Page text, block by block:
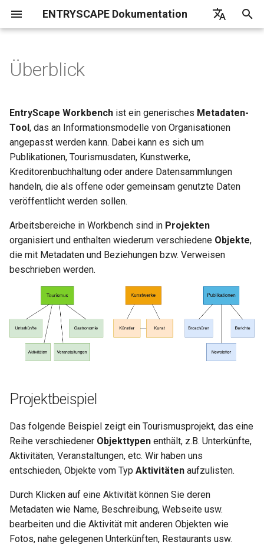
ENTRYSCAPE Dokumentation
u
e
w
i
r
i
n
i
a
s
i
e
Über EntryScape
Erste Schritte
Benutzereinstellungen
Hilfe
Kataloge
Vorschläge
Datensätze
Distributionen
Datendienste
Veröffentlichen
Datenportale und Harvesting
Kontakte
Ideen
Dokumente
Statistik
Datenpflege
Überblick
Projektbeispiel
Speziell angepasste
Projektmodule
Überblick
Überblick
Erste Schritte
Harvesting-Bericht
Kataloge durchsuchen
Harvesting-Quellen
Toolkit
Benachrichtigungen
Überblick
Benutzer
Gruppen
Projekte
Objekttypen
Detaillierte Informationen
Überblick
Überblick
Überblick
Zusammenstellung von häufig
EntryScape
Überblick
EntryScape Workbench ist ein generisches Metadaten-
Tool, das an Informationsmodelle von Organisationen
angepasst werden kann. Dabei kann es sich um
Publikationen, Tourismusdaten, Kunstwerke,
Kreditorenbuchhaltung oder andere Datensammlungen
handeln, die als offene oder gemeinsam genutzte Daten
veröffentlicht werden sollen.
Arbeitsbereiche in Workbench sind in Projekten
organisiert und enthalten wiederum verschiedene Objekte,
die mit Metadaten und Beziehungen bzw. Verweisen
beschrieben werden.
Projektbeispiel
Das folgende Beispiel zeigt ein Tourismusprojekt, das eine
Reihe verschiedener Objekttypen enthält, z.B. Unterkünfte,
Aktivitäten, Veranstaltungen, etc. Wir haben uns
entschieden, Objekte vom Typ Aktivitäten aufzulisten.
Durch Klicken auf eine Aktivität können Sie deren
Metadaten wie Name, Beschreibung, Webseite usw.
bearbeiten und die Aktivität mit anderen Objekten wie
Fotos, nahe gelegenen Unterkünften, Restaurants usw.